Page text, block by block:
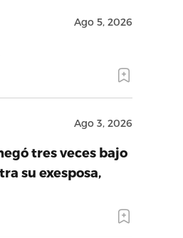
Ago 5, 2026
Ago 3, 2026
tres veces bajo
su exesposa,